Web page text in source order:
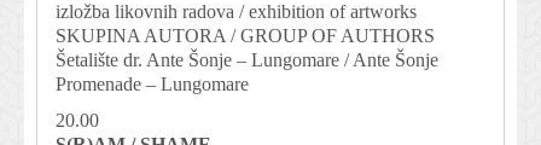
izložba likovnih radova / exhibition of artworks
SKUPINA AUTORA / GROUP OF AUTHORS
Šetalište dr. Ante Šonje – Lungomare / Ante Šonje
Promenade – Lungomare
20.00